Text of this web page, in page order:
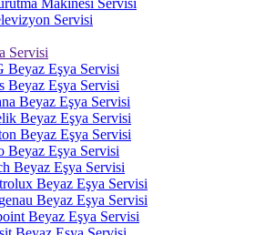
Makinesi Servisi
Servisi
Servisi
Beyaz Eşya Servisi
Beyaz Eşya Servisi
Beyaz Eşya Servisi
Beyaz Eşya Servisi
Beyaz Eşya Servisi
Beyaz Eşya Servisi
Beyaz Eşya Servisi
Beyaz Eşya Servisi
Beyaz Eşya Servisi
Beyaz Eşya Servisi